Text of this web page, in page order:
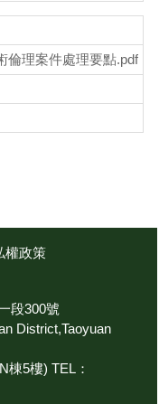
倫理案件處理要點.pdf
權政策
段300號
District,Taoyuan
棟5樓) TEL：